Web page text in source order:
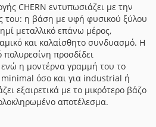
CHERN εντυπωσιάζει με την
του: η βάση με υφή φυσικού ξύλου
μεταλλικό επάνω μέρος,
και καλαίσθητο συνδυασμό. Η
προσδίδει
η μοντέρνα γραμμή του το
minimal όσο και για industrial ή
εξαιρετικά με το μικρότερο βάζο
αποτέλεσμα.